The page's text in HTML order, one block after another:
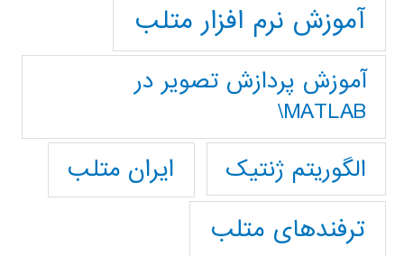
آموزش نرم افزار متلب
آموزش پردازش تصوير در
MATLAB\
الگوریتم ژنتیک
ایران متلب
ترفندهای متلب